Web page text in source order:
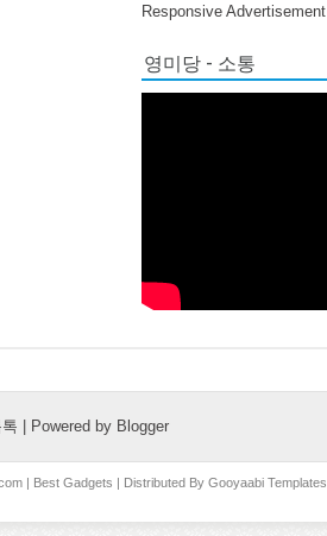
Responsive Advertisement
영미당 - 소통
| Powered by Blogger
| Best Gadgets | Distributed By Gooyaabi Templates